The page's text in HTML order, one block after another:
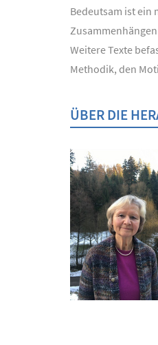
Bedeutsam ist ein
Weitere Texte
Methodik, den
ÜBER DIE